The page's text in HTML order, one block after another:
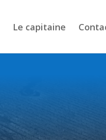
Le capitaine